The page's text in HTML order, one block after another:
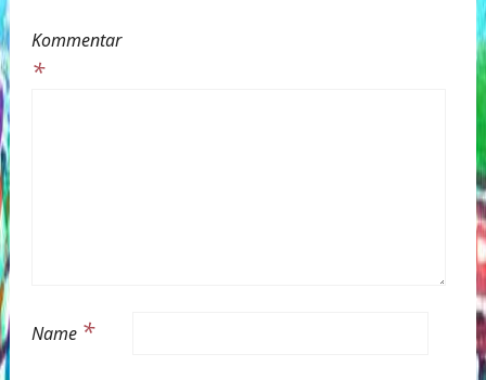
Kommentar
*
Name *